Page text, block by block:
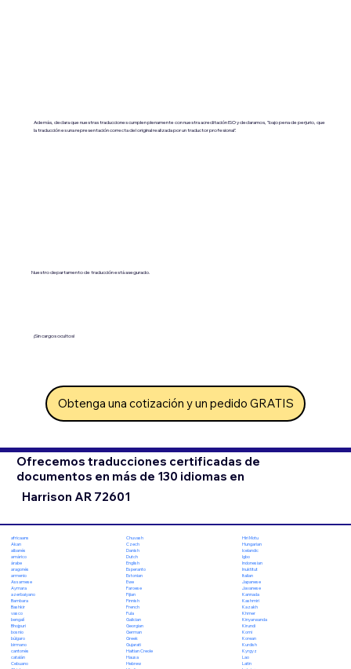
Además, declara que nuestras traducciones cumplen plenamente con nuestra acreditación ISO y declaramos, "bajo pena de perjurio, que
la traducción es una representación correcta del original realizada por un traductor profesional".
Nuestro departamento de traducción está asegurado.
¡Sin cargos ocultos!
Obtenga una cotización y un pedido GRATIS
Ofrecemos traducciones certificadas de
documentos en más de 130 idiomas en
Harrison AR 72601
africaans
Akan
albanés
amárico
árabe
aragonés
armenio
Assamese
Aymara
azerbaiyano
Bambara
Bashkir
vasco
bengalí
Bhojpuri
bosnio
búlgaro
birmano
cantonés
catalán
Cebuano
Chuvash
Czech
Danish
Dutch
English
Esperanto
Estonian
Ewe
Faroese
Fijian
Finnish
French
Fula
Galician
Georgian
German
Greek
Gujarati
Haitian Creole
Hausa
Hebrew
Hiri Motu
Hungarian
Icelandic
Igbo
Indonesian
Inuktitut
Italian
Japanese
Javanese
Kannada
Kashmiri
Kazakh
Khmer
Kinyarwanda
Kirundi
Komi
Korean
Kurdish
Kyrgyz
Lao
Latin